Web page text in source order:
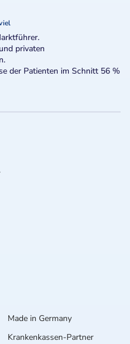
privaten
der Patienten im Schnitt 56 %
Made in Germany
Krankenkassen-Partner